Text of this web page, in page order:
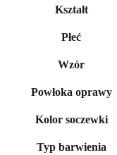
Kształt
Płeć
Wzór
Powłoka oprawy
Kolor soczewki
Typ barwienia